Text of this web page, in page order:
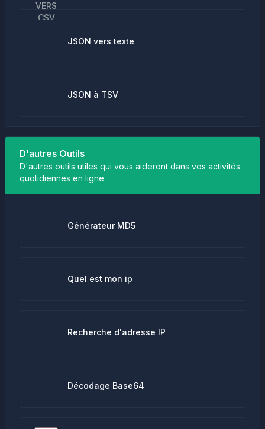
JSON vers texte
JSON à TSV
D'autres Outils
D'autres outils utiles qui vous aideront dans vos activités
quotidiennes en ligne.
Générateur MD5
Quel est mon ip
Recherche d'adresse IP
Décodage Base64